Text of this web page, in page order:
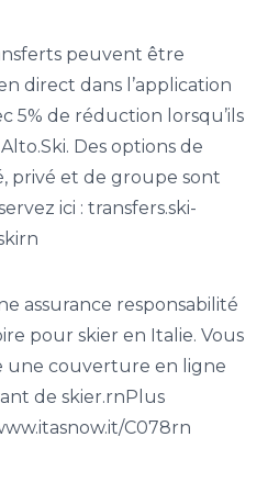
peuvent être
direct dans l’application
5% de réduction lorsqu’ils
Des options de
privé et de groupe sont
ici : transfers.ski-
assurance responsabilité
pour skier en Italie. Vous
une couverture en ligne
de skier.rnPlus
C078rn